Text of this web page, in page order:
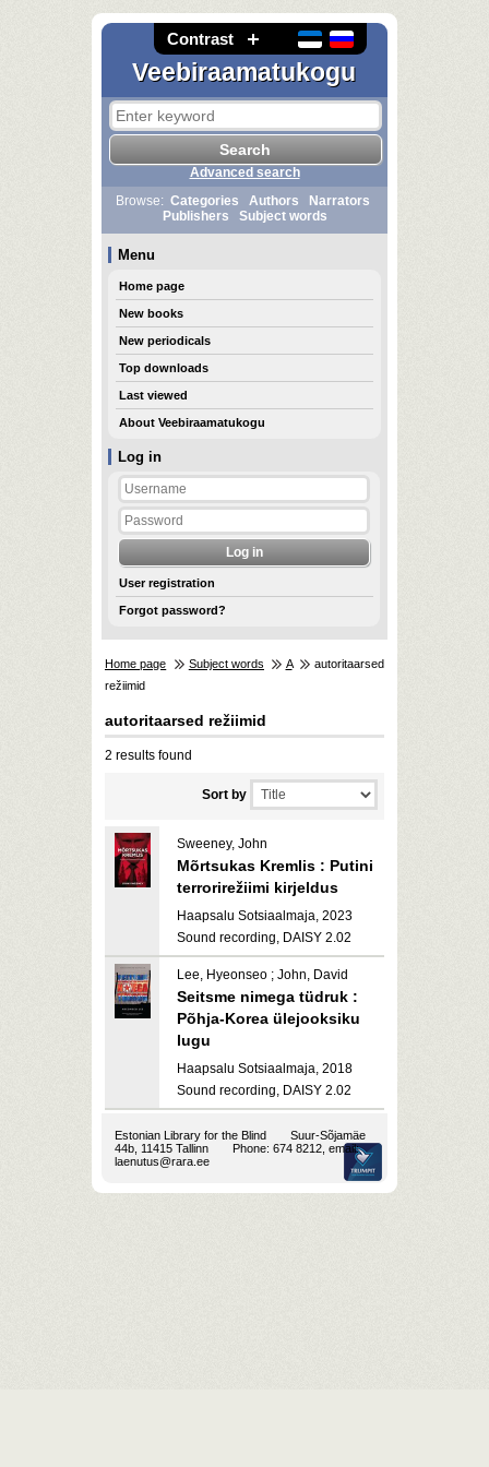
Contrast
Veebiraamatukogu
Log in
User registration
Forgot password?
Advanced search
Browse: Categories Authors
Narrators
Publishers
Subject words
Menu
Home page
New books
New periodicals
Top downloads
Last viewed
About Veebiraamatukogu
Home page Subject words A
autoritaarsed
režiimid
autoritaarsed režiimid
2 results found
Sort by
Sweeney, John
Mõrtsukas Kremlis : Putini
terrorirežiimi kirjeldus
Haapsalu Sotsiaalmaja, 2023
Sound recording, DAISY 2.02
Lee, Hyeonseo ; John, David
Seitsme nimega tüdruk :
Põhja-Korea ülejooksiku
lugu
Haapsalu Sotsiaalmaja, 2018
Sound recording, DAISY 2.02
Estonian Library for the Blind
Suur-Sõjamäe
44b, 11415 Tallinn
Phone: 674 8212, email:
laenutus@rara.ee